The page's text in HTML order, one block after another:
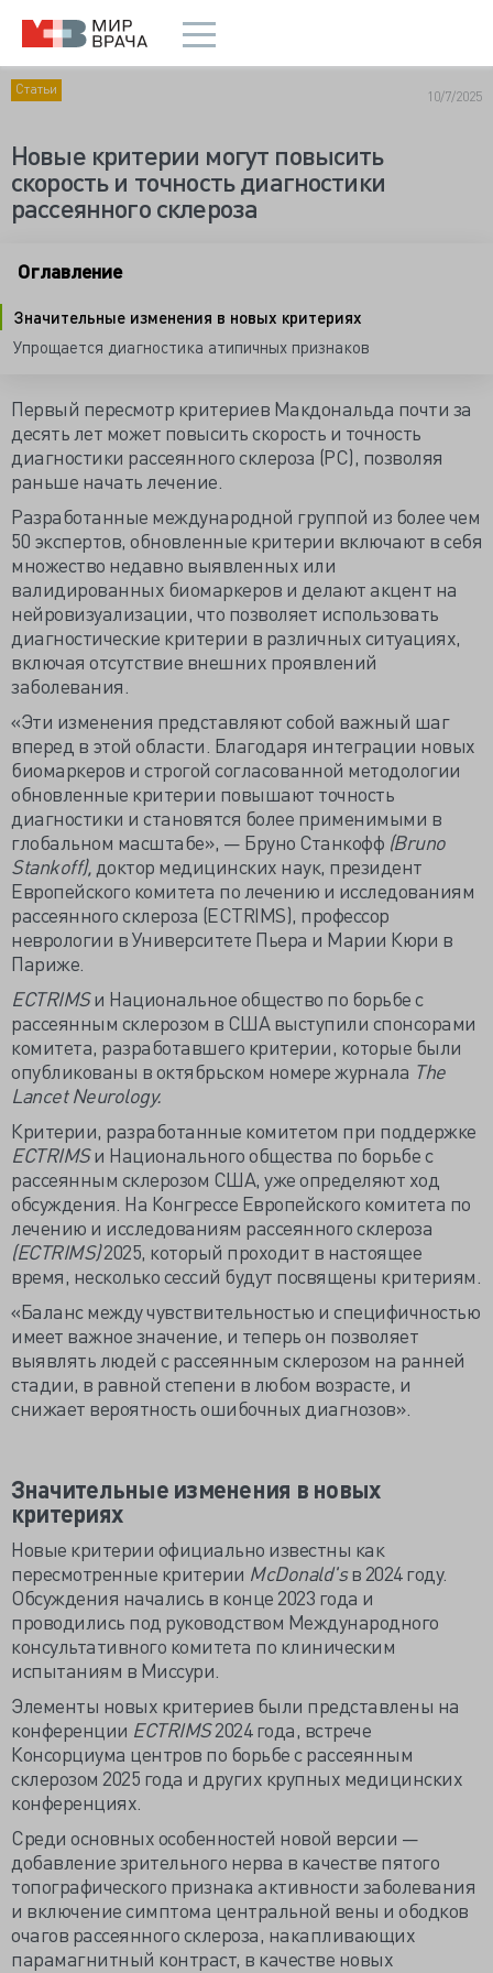
Статьи 10/7/2025
Новые критерии могут повысить
скорость и точность диагностики
рассеянного склероза
Оглавление
Значительные изменения в новых критериях
Упрощается диагностика атипичных признаков
Первый пересмотр критериев Макдональда почти за
десять лет может повысить скорость и точность
диагностики рассеянного склероза (РС), позволяя
раньше начать лечение.
Разработанные международной группой из более чем
50 экспертов, обновленные критерии включают в себя
множество недавно выявленных или
валидированных биомаркеров и делают акцент на
нейровизуализации, что позволяет использовать
диагностические критерии в различных ситуациях,
включая отсутствие внешних проявлений
заболевания.
«Эти изменения представляют собой важный шаг
вперед в этой области. Благодаря интеграции новых
биомаркеров и строгой согласованной методологии
обновленные критерии повышают точность
диагностики и становятся более применимыми в
глобальном масштабе», — Бруно Станкофф (Bruno
Stankoff), доктор медицинских наук, президент
Европейского комитета по лечению и исследованиям
рассеянного склероза (ECTRIMS), профессор
неврологии в Университете Пьера и Марии Кюри в
Париже.
ECTRIMSи Национальное общество по борьбе с
рассеянным склерозом в США выступили спонсорами
комитета, разработавшего критерии, которые были
опубликованы в октябрьском номере журнала The
Lancet Neurology.
Критерии, разработанные комитетом при поддержке
ECTRIMSи Национального общества по борьбе с
рассеянным склерозом США, уже определяют ход
обсуждения. На Конгрессе Европейского комитета по
лечению и исследованиям рассеянного склероза
(ECTRIMS)2025, который проходит в настоящее
время, несколько сессий будут посвящены критериям.
«Баланс между чувствительностью и специфичностью
имеет важное значение, и теперь он позволяет
выявлять людей с рассеянным склерозом на ранней
стадии, в равной степени в любом возрасте, и
снижает вероятность ошибочных диагнозов».
Значительные изменения в новых
критериях
Новые критерии официально известны как
пересмотренные критерии McDonald'sв 2024 году.
Обсуждения начались в конце 2023 года и
проводились под руководством Международного
консультативного комитета по клиническим
испытаниям в Миссури.
Элементы новых критериев были представлены на
конференции ECTRIMS2024 года, встрече
Консорциума центров по борьбе с рассеянным
склерозом 2025 года и других крупных медицинских
конференциях.
Среди основных особенностей новой версии —
добавление зрительного нерва в качестве пятого
топографического признака активности заболевания
и включение симптома центральной вены и ободков
очагов рассеянного склероза, накапливающих
парамагнитный контраст, в качестве новых